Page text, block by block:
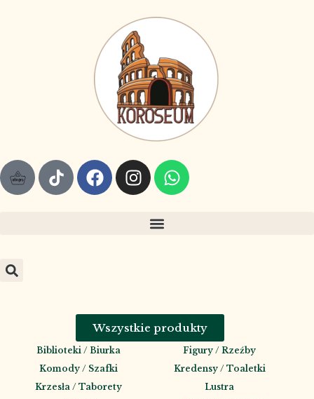
Wszystkie produkty
Biblioteki / Biurka
Figury / Rzeźby
Komody / Szafki
Kredensy / Toaletki
Krzesła / Taborety
Lustra